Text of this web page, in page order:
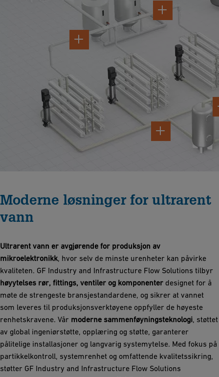
Moderne løsninger for ultrarent
vann
Ultrarent vann er avgjørende for produksjon av
mikroelektronikk, hvor selv de minste urenheter kan påvirke
kvaliteten. GF Industry and Infrastructure Flow Solutions tilbyr
høyytelses rør, fittings, ventiler og komponenter designet for å
møte de strengeste bransjestandardene, og sikrer at vannet
som leveres til produksjonsverktøyene oppfyller de høyeste
renhetskravene. Vår moderne sammenføyningsteknologi, støttet
av global ingeniørstøtte, opplæring og støtte, garanterer
pålitelige installasjoner og langvarig systemytelse. Med fokus på
partikkelkontroll, systemrenhet og omfattende kvalitetssikring,
støtter GF Industry and Infrastructure Flow Solutions